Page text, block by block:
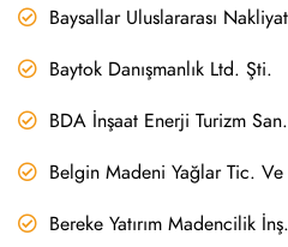
Baysallar Uluslararası
Baytok Danışmanlık Ltd. Şti.
BDA İnşaat Enerji Turizm
Belgin Madeni Yağlar Tic.
Bereke Yatırım Madencilik